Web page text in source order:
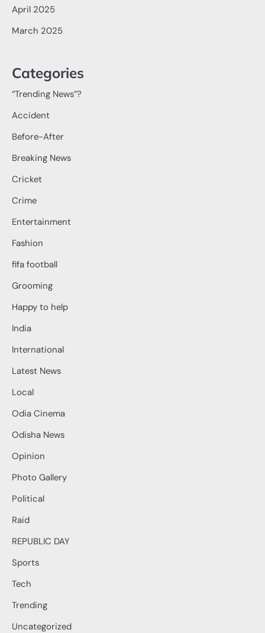
April 2025
March 2025
Categories
“Trending News”?
Accident
Before-After
Breaking News
Cricket
Crime
Entertainment
Fashion
fifa football
Grooming
Happy to help
India
International
Latest News
Local
Odia Cinema
Odisha News
Opinion
Photo Gallery
Political
Raid
REPUBLIC DAY
Sports
Tech
Trending
Uncategorized